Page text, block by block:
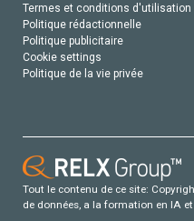
Termes et conditions d'utilisation
Politique rédactionnelle
Politique publicitaire
Cookie settings
Politique de la vie privée
Tout le contenu de ce site:
de données, a la formation en IA